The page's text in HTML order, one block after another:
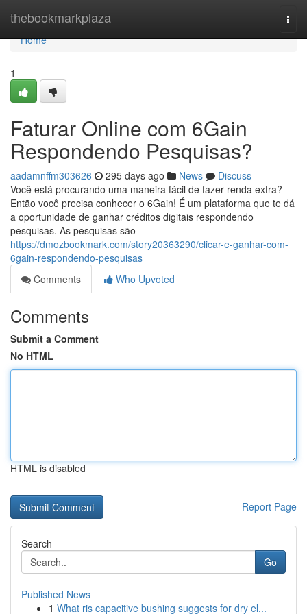
thebookmarkplaza
Home
Home
1
Faturar Online com 6Gain
Respondendo Pesquisas?
aadamnffm303626 295 days ago News
Discuss
Você está procurando uma maneira fácil de fazer renda extra?
Então você precisa conhecer o 6Gain! É um plataforma que te dá
a oportunidade de ganhar créditos digitais respondendo
pesquisas. As pesquisas são
https://dmozbookmark.com/story20363290/clicar-e-ganhar-com-
6gain-respondendo-pesquisas
Comments
Who Upvoted
Comments
Submit a Comment
No HTML
HTML is disabled
Report Page
Search
Go
Published News
1 What ris capacitive bushing suggests for dry el...